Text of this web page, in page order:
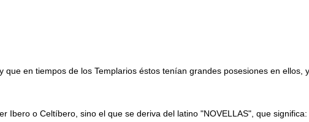
en tiempos de los Templarios éstos tenían grandes posesiones en ellos,
o Celtíbero, sino el que se deriva del latino "NOVELLAS", que significa: